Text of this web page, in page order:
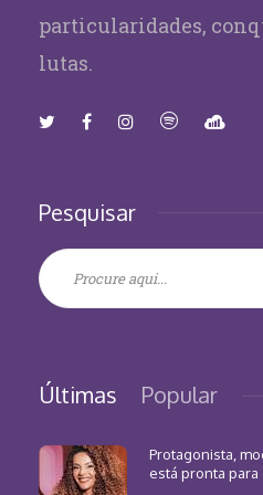
particularidades,
lutas.
Pesquisar
Últimas Popular
Protagonista,
está pronta